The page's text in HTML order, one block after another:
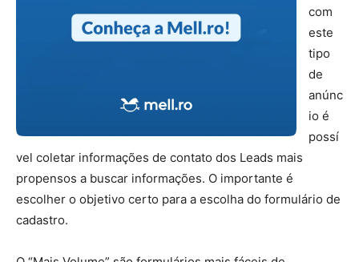
com
este
tipo
de
anúnc
io é
possí
vel coletar informações de contato dos Leads mais
propensos a buscar informações. O importante é
escolher o objetivo certo para a escolha do formulário de
cadastro.